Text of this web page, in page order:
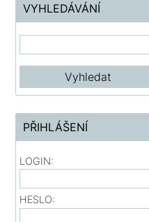
VYHLEDÁVÁNÍ
PŘIHLÁŠENÍ
LOGIN:
HESLO: